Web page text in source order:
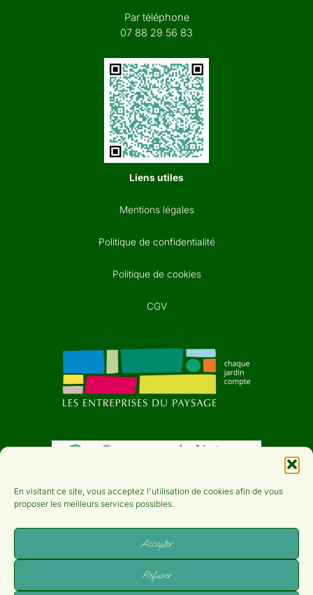
En visitant ce site, vous acceptez l'utilisation de cookies afin de vous
proposer les meilleurs services possibles.
Accepter
Refuser
Par téléphone
07 88 29 56 83
Liens utiles
Mentions légales
Politique de confidentialité
Politique de cookies
CGV